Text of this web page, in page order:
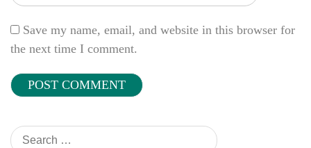
Save my name, email, and website in this browser for
the next time I comment.
Search